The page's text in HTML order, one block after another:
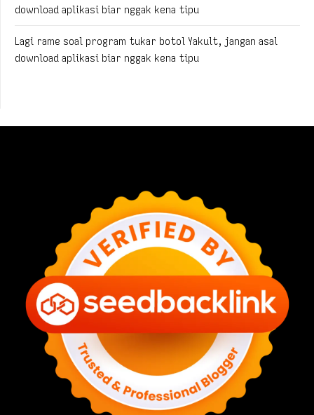
download aplikasi biar nggak kena tipu
Lagi rame soal program tukar botol Yakult, jangan asal
download aplikasi biar nggak kena tipu